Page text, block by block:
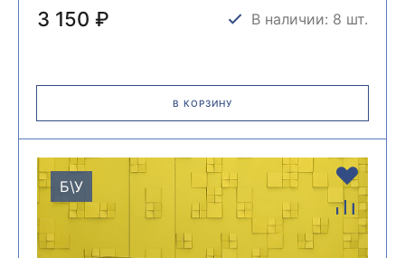
3 150 ₽ В наличии: 8 шт.
В КОРЗИНУ
Б\У